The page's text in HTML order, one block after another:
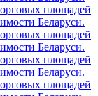
площадей
Беларуси.
площадей
Беларуси.
площадей
Беларуси.
площадей